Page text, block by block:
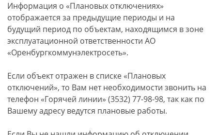
Информация о «Плановых отключениях»
отображается за предыдущие периоды и на
будущий период по объектам, находящимся в зоне
эксплуатационной ответственности АО
«Оренбургкоммунэлектросеть».
Если объект отражен в списке «Плановых
отключений», то Вам нет необходимости звонить на
телефон «Горячей линии» (3532) 77-98-98, так как по
Вашему адресу ведутся плановые работы.